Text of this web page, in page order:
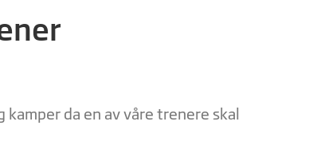
da en av våre trenere skal